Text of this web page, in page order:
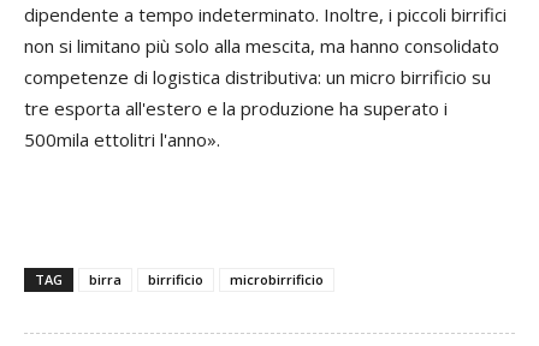
dipendente a tempo indeterminato. Inoltre, i piccoli birrifici
non si limitano più solo alla mescita, ma hanno consolidato
competenze di logistica distributiva: un micro birrificio su
tre esporta all'estero e la produzione ha superato i
500mila ettolitri l'anno».
TAG birra birrificio microbirrificio